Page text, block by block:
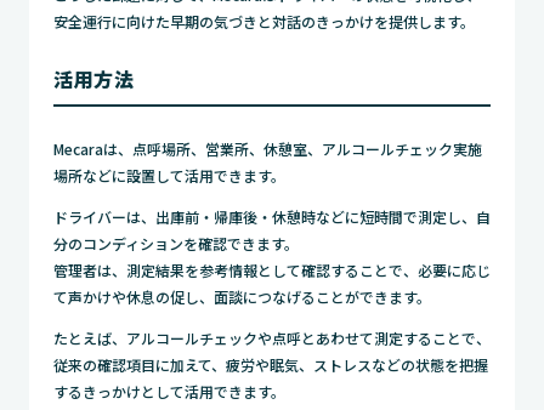
安全運行に向けた早期の気づきと対話のきっかけを提供します。
活用方法
Mecaraは、点呼場所、営業所、休憩室、アルコールチェック実施
場所などに設置して活用できます。
ドライバーは、出庫前・帰庫後・休憩時などに短時間で測定し、自
分のコンディションを確認できます。
管理者は、測定結果を参考情報として確認することで、必要に応じ
て声かけや休息の促し、面談につなげることができます。
たとえば、アルコールチェックや点呼とあわせて測定することで、
従来の確認項目に加えて、疲労や眠気、ストレスなどの状態を把握
するきっかけとして活用できます。